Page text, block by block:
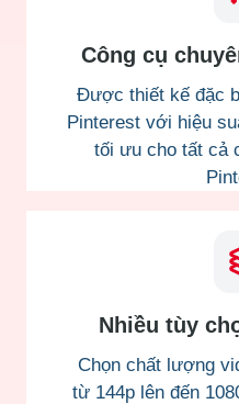
Công cụ
Được thiết kế đặc
Pinterest với hiệu
tối ưu cho tất cả
Nhiều tùy
Chọn chất lượng
từ 144p lên đến